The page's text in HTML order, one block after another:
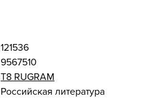
121536
9567510
Т8 RUGRAM
Российская литература